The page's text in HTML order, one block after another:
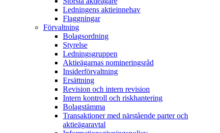
Ledningens aktieinnehav
Flaggningar
Förvaltning
Bolagsordning
Styrelse
Ledningsgruppen
Aktieägarnas nomineringsråd
Insiderförvaltning
Ersättning
Revision och intern revision
Intern kontroll och riskhantering
Bolagstämma
Transaktioner med närstående parter och
aktieägaravtal